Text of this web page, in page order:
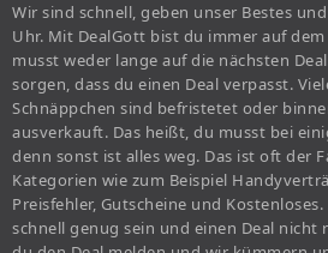
Wir sind schnell, geben unser Bestes
Uhr. Mit DealGott bist du immer auf
musst weder lange auf die nächsten
sorgen, dass du einen Deal verpasst.
Schnäppchen sind befristetet oder
ausverkauft. Das heißt, du musst bei
denn sonst ist alles weg. Das ist oft der
Kategorien wie zum Beispiel
Preisfehler, Gutscheine und
schnell genug sein und einen Deal nicht